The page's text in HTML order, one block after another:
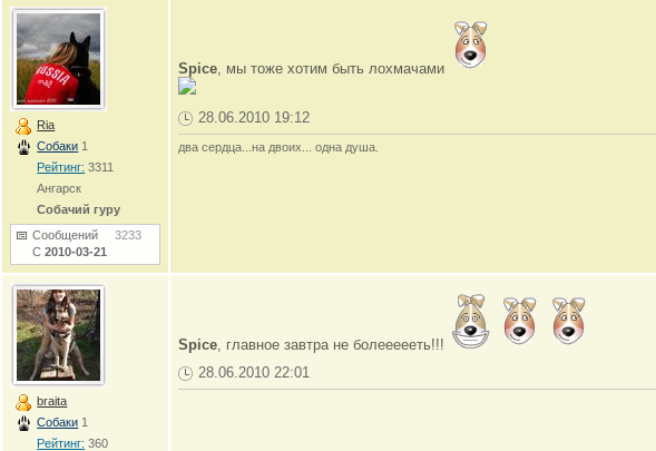
Ria
Собаки 1
Рейтинг: 3311
Ангарск
Собачий гуру
Сообщений3233
С2010-03-21
Spice, мы тоже хотим быть лохмачами
28.06.2010 19:12
два сердца...на двоих... одна душа.
braita
Собаки 1
Рейтинг: 360
Spice, главное завтра не болеееееть!!!
28.06.2010 22:01